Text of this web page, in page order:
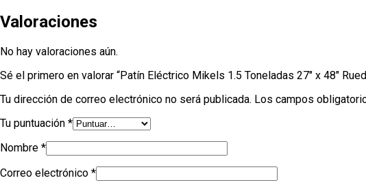
Valoraciones
No hay valoraciones aún.
Sé el primero en valorar “Patín Eléctrico Mikels 1.5 Toneladas 27″ x 48″
Tu dirección de correo electrónico no será publicada. Los campos
Tu puntuación *
Nombre *
Correo electrónico *